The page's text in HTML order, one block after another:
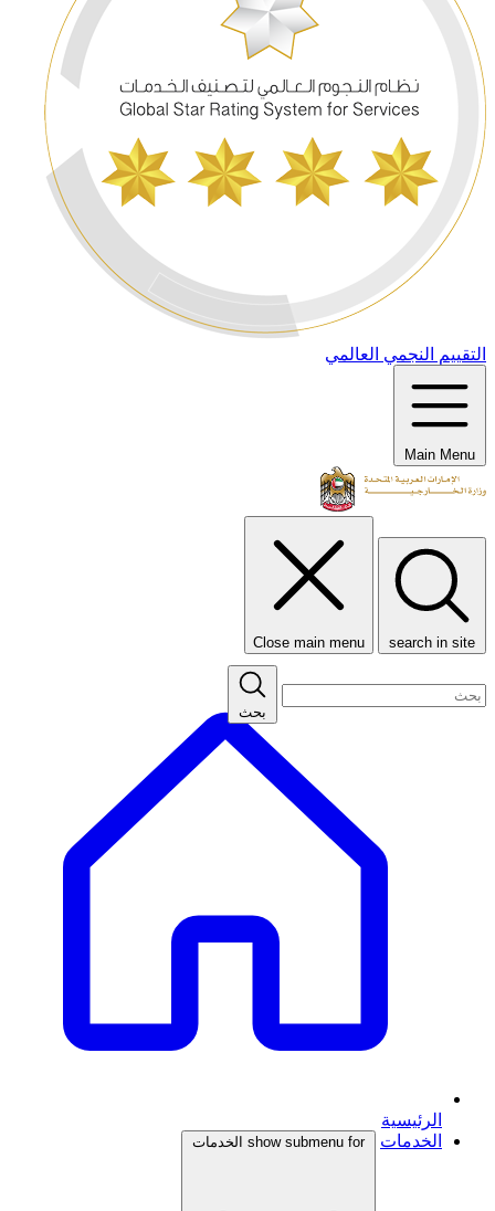
التقييم النجمي العالمي
Main Menu
search in site
Close main menu
بحث
الرئيسية
الخدمات
show submenu for الخدمات